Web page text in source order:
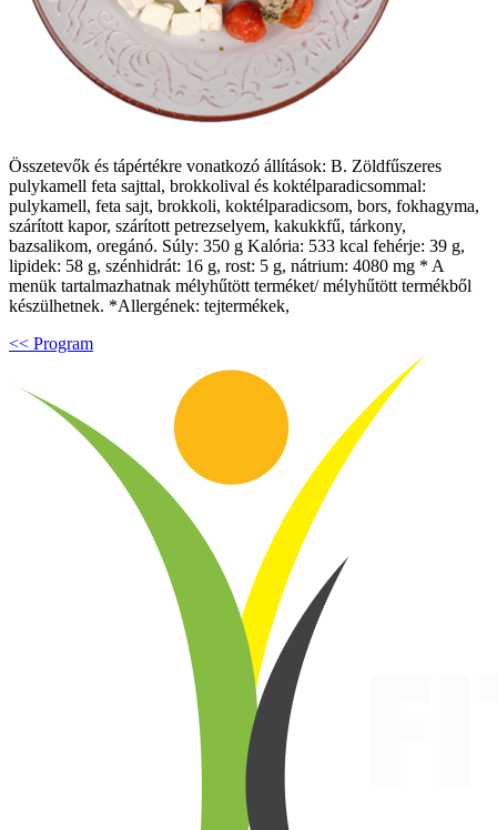
Összetevők és tápértékre vonatkozó állítások: B. Zöldfűszeres
pulykamell feta sajttal, brokkolival és koktélparadicsommal:
pulykamell, feta sajt, brokkoli, koktélparadicsom, bors, fokhagyma,
szárított kapor, szárított petrezselyem, kakukkfű, tárkony,
bazsalikom, oregánó. Súly: 350 g Kalória: 533 kcal fehérje: 39 g,
lipidek: 58 g, szénhidrát: 16 g, rost: 5 g, nátrium: 4080 mg * A
menük tartalmazhatnak mélyhűtött terméket/ mélyhűtött termékből
készülhetnek. *Allergének: tejtermékek,
<< Program